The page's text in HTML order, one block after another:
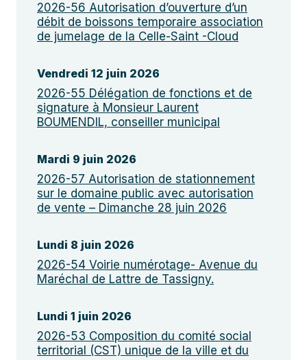
2026-56 Autorisation d’ouverture d’un
débit de boissons temporaire association
de jumelage de la Celle-Saint -Cloud
Vendredi 12 juin 2026
2026-55 Délégation de fonctions et de
signature à Monsieur Laurent
BOUMENDIL, conseiller municipal
Mardi 9 juin 2026
2026-57 Autorisation de stationnement
sur le domaine public avec autorisation
de vente – Dimanche 28 juin 2026
Lundi 8 juin 2026
2026-54 Voirie numérotage- Avenue du
Maréchal de Lattre de Tassigny.
Lundi 1 juin 2026
2026-53 Composition du comité social
territorial (CST) unique de la ville et du